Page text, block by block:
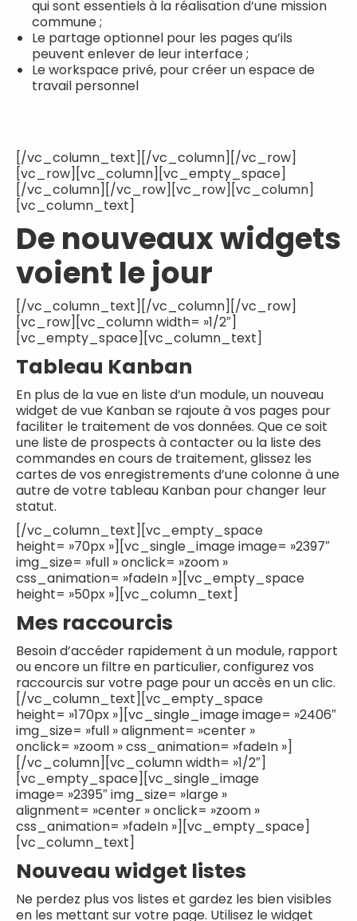
qui sont essentiels à la réalisation d’une mission
commune ;
Le partage optionnel pour les pages qu’ils
peuvent enlever de leur interface ;
Le workspace privé, pour créer un espace de
travail personnel
[/vc_column_text][/vc_column][/vc_row]
[vc_row][vc_column][vc_empty_space]
[/vc_column][/vc_row][vc_row][vc_column]
[vc_column_text]
De nouveaux widgets
voient le jour
[/vc_column_text][/vc_column][/vc_row]
[vc_row][vc_column width= »1/2″]
[vc_empty_space][vc_column_text]
Tableau Kanban
En plus de la vue en liste d’un module, un nouveau
widget de vue Kanban se rajoute à vos pages pour
faciliter le traitement de vos données. Que ce soit
une liste de prospects à contacter ou la liste des
commandes en cours de traitement, glissez les
cartes de vos enregistrements d’une colonne à une
autre de votre tableau Kanban pour changer leur
statut.
[/vc_column_text][vc_empty_space
height= »70px »][vc_single_image image= »2397″
img_size= »full » onclick= »zoom »
css_animation= »fadeIn »][vc_empty_space
height= »50px »][vc_column_text]
Mes raccourcis
Besoin d’accéder rapidement à un module, rapport
ou encore un filtre en particulier, configurez vos
raccourcis sur votre page pour un accès en un clic.
[/vc_column_text][vc_empty_space
height= »170px »][vc_single_image image= »2406″
img_size= »full » alignment= »center »
onclick= »zoom » css_animation= »fadeIn »]
[/vc_column][vc_column width= »1/2″]
[vc_empty_space][vc_single_image
image= »2395″ img_size= »large »
alignment= »center » onclick= »zoom »
css_animation= »fadeIn »][vc_empty_space]
[vc_column_text]
Nouveau widget listes
Ne perdez plus vos listes et gardez les bien visibles
en les mettant sur votre page. Utilisez le widget